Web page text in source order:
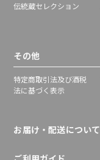
伝統蔵セレクション
その他
特定商取引法及び酒税
法に基づく表示
お届け・配送について